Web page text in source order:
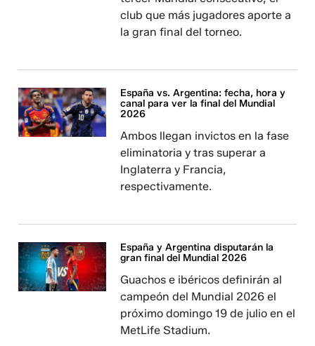
club que más jugadores aporte a
la gran final del torneo.
España vs. Argentina: fecha, hora y
canal para ver la final del Mundial
2026
Ambos llegan invictos en la fase
eliminatoria y tras superar a
Inglaterra y Francia,
respectivamente.
España y Argentina disputarán la
gran final del Mundial 2026
Guachos e ibéricos definirán al
campeón del Mundial 2026 el
próximo domingo 19 de julio en el
MetLife Stadium.